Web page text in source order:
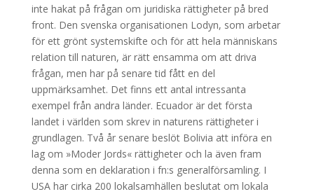
inte hakat på frågan om juridiska rättigheter på bred
front. Den svenska organisationen Lodyn, som arbetar
för ett grönt systemskifte och för att hela människans
relation till naturen, är rätt ensamma om att driva
frågan, men har på senare tid fått en del
uppmärksamhet. Det finns ett antal intressanta
exempel från andra länder. Ecuador är det första
landet i världen som skrev in naturens rättigheter i
grundlagen. Två år senare beslöt Bolivia att införa en
lag om »Moder Jords« rättigheter och la även fram
denna som en deklaration i fn:s generalförsamling. I
USA har cirka 200 lokalsamhällen beslutat om lokala